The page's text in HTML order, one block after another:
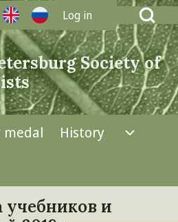
Open Search
User account menu
Log in
Society of
medal History
учебников и